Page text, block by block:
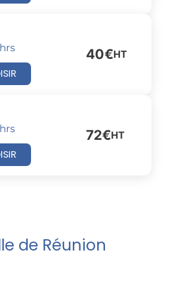
40€HT
72€HT
de Réunion